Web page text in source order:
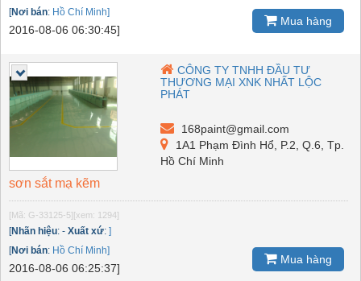
[Nơi bán: Hồ Chí Minh]
2016-08-06 06:30:45]
Mua hàng
CÔNG TY TNHH ĐẦU TƯ
THƯƠNG MẠI XNK NHẤT LỘC
PHÁT
168paint@gmail.com
1A1 Phạm Đình Hổ, P.2, Q.6, Tp.
Hồ Chí Minh
sơn sắt mạ kẽm
[Mã: G-33125-5] [xem: 1294]
[Nhãn hiệu: - Xuất xứ: ]
[Nơi bán: Hồ Chí Minh]
2016-08-06 06:25:37]
Mua hàng